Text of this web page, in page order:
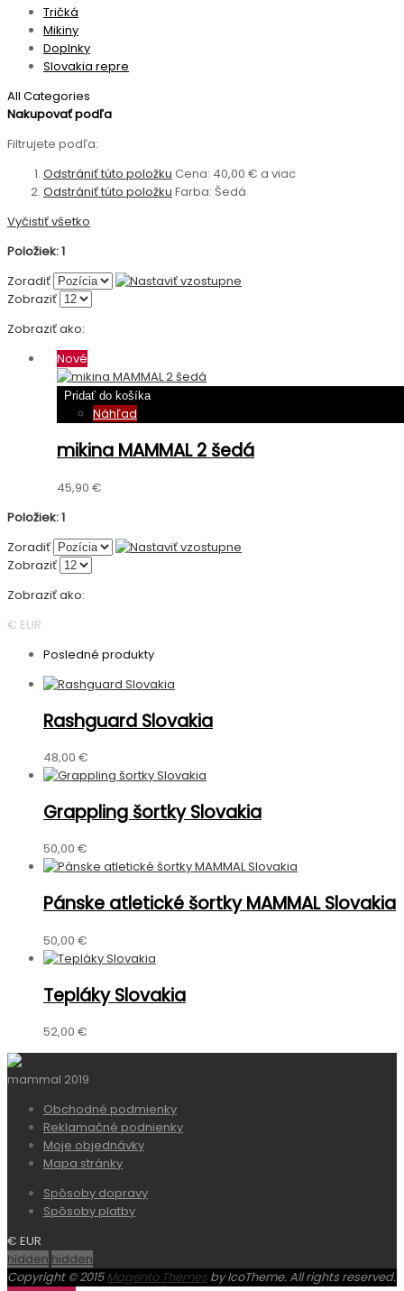
Tričká
Mikiny
Doplnky
Slovakia repre
All Categories
Nakupovať podľa
Filtrujete podľa:
Odstrániť túto položku Cena: 40,00 € a viac
Odstrániť túto položku Farba: Šedá
Vyčistiť všetko
Položiek: 1
Zoradiť
Zobraziť
Zobraziť ako:
Nové
Pridať do košíka
Náhľad
mikina MAMMAL 2 šedá
45,90 €
Položiek: 1
Zoradiť
Zobraziť
Zobraziť ako:
€ EUR
Posledné produkty
Rashguard Slovakia
48,00 €
Grappling šortky Slovakia
50,00 €
Pánske atletické šortky MAMMAL Slovakia
50,00 €
Tepláky Slovakia
52,00 €
mammal 2019
Obchodné podmienky
Reklamačné podnienky
Moje objednávky
Mapa stránky
Spôsoby dopravy
Spôsoby platby
€ EUR
hidden hidden
Copyright © 2015Magento Themes by IcoTheme. All rights reserved.